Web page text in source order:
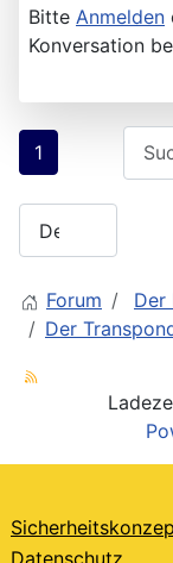
Bitte Anmelden
Konversation
1
Forum Der
Der